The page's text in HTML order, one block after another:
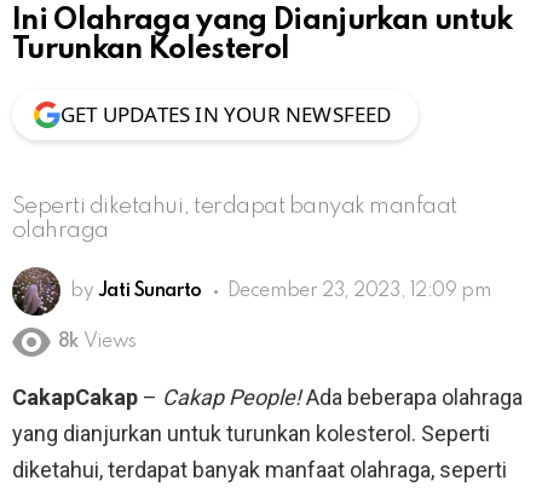
Ini Olahraga yang Dianjurkan untuk
Turunkan Kolesterol
GET UPDATES IN YOUR NEWSFEED
Seperti diketahui, terdapat banyak manfaat
olahraga
by Jati Sunarto December 23, 2023, 12:09 pm
8k Views
CakapCakap – Cakap People!Ada beberapa olahraga
yang dianjurkan untuk turunkan kolesterol. Seperti
diketahui, terdapat banyak manfaat olahraga, seperti